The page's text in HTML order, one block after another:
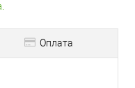
Оплата